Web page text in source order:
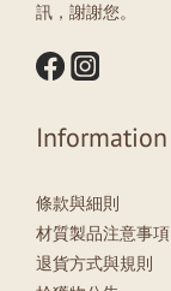
訊，謝謝您。
Information
條款與細則
材質製品注意事項
退貨方式與規則